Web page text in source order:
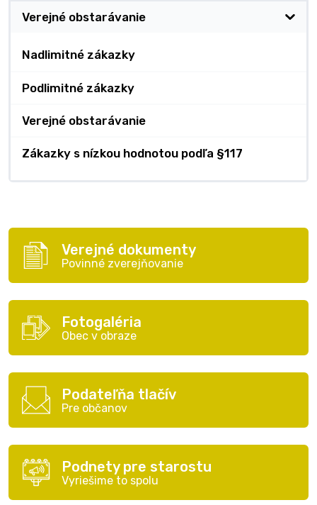
Verejné obstarávanie
Nadlimitné zákazky
Podlimitné zákazky
Verejné obstarávanie
Zákazky s nízkou hodnotou podľa §117
Verejné dokumenty
Povinné zverejňovanie
Fotogaléria
Obec v obraze
Podateľňa tlačív
Pre občanov
Podnety pre starostu
Vyriešime to spolu